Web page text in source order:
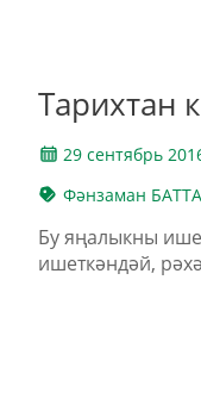
Тарихтан
29 сентябрь
Фәнзаман
Бу яңалыкны
ишеткәндәй,